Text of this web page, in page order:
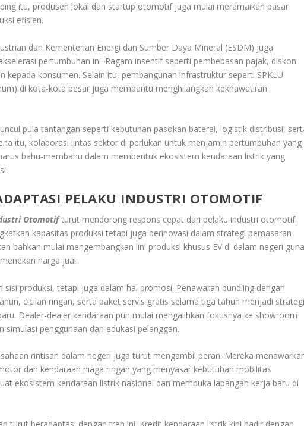
itu, produsen lokal dan startup otomotif juga mulai meramaikan pasar
efisien.
dan Kementerian Energi dan Sumber Daya Mineral (ESDM) juga
pertumbuhan ini. Ragam insentif seperti pembebasan pajak, diskon
kepada konsumen. Selain itu, pembangunan infrastruktur seperti SPKLU
di kota-kota besar juga membantu menghilangkan kekhawatiran
pula tantangan seperti kebutuhan pasokan baterai, logistik distribusi,
itu, kolaborasi lintas sektor di perlukan untuk menjamin pertumbuhan yang
bahu-membahu dalam membentuk ekosistem kendaraan listrik yang
PELAKU INDUSTRI OTOMOTIF
Otomotifturut mendorong respons cepat dari pelaku industri otomotif.
kapasitas produksi tetapi juga berinovasi dalam strategi pemasaran
bahkan mulai mengembangkan lini produksi khusus EV di dalam negeri
harga jual.
produksi, tetapi juga dalam hal promosi. Penawaran bundling dengan
cicilan ringan, serta paket servis gratis selama tiga tahun menjadi
Dealer-dealer kendaraan pun mulai mengalihkan fokusnya ke showroom
simulasi penggunaan dan edukasi pelanggan.
rintisan dalam negeri juga turut mengambil peran. Mereka
dan kendaraan niaga ringan yang menyasar kebutuhan mobilitas
ekosistem kendaraan listrik nasional dan membuka lapangan kerja baru di
turut beradaptasi dengan tren ini. Kredit kendaraan listrik kini hadir dengan